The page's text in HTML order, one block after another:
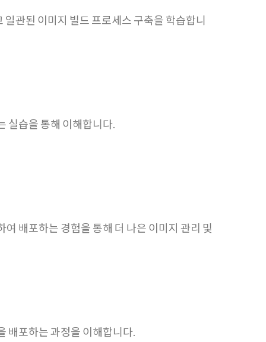
관된 이미지 빌드 프로세스 구축을 학습합니
실습을 통해 이해합니다.
배포하는 경험을 통해 더 나은 이미지 관리 및
배포하는 과정을 이해합니다.